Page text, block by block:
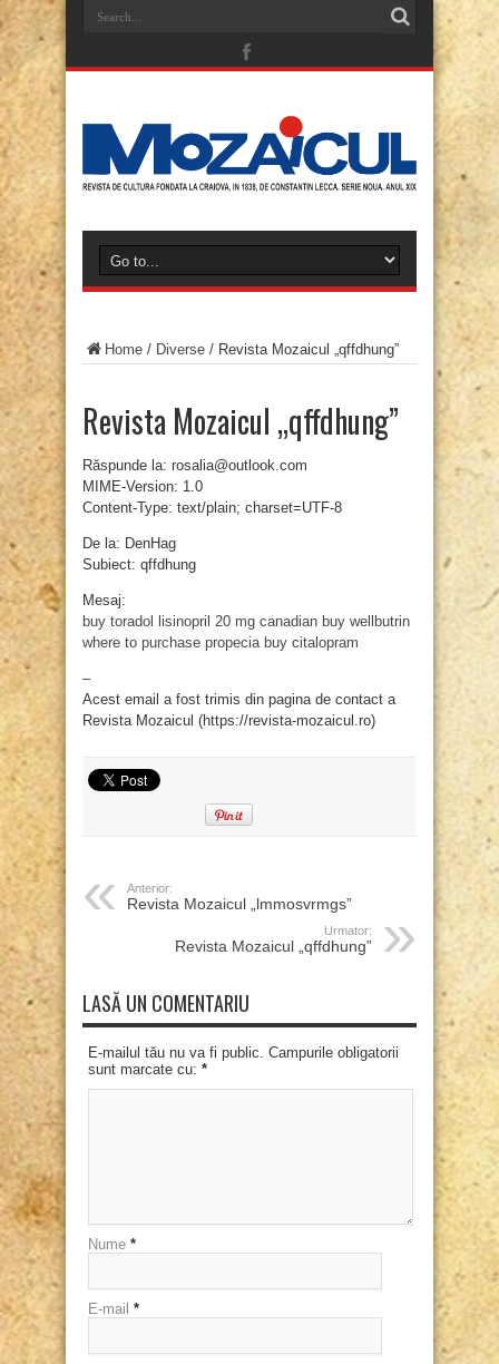
Home / Diverse / Revista Mozaicul „qffdhung”
Revista Mozaicul „qffdhung”
Răspunde la: rosalia@outlook.com
MIME-Version: 1.0
Content-Type: text/plain; charset=UTF-8
De la: DenHag
Subiect: qffdhung
Mesaj:
buy toradol
lisinopril 20 mg canadian buy wellbutrin
where to purchase propecia buy citalopram
–
Acest email a fost trimis din pagina de contact a
Revista Mozaicul (https://revista-mozaicul.ro)
Anterior:
Revista Mozaicul „lmmosvrmgs”
Urmator:
Revista Mozaicul „qffdhung”
LASĂ UN COMENTARIU
E-mailul tău nu va fi public. Campurile obligatorii
sunt marcate cu: *
Nume *
E-mail *